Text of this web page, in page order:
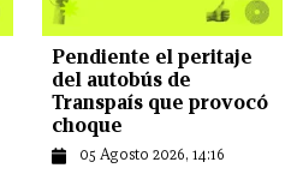
Pendiente el peritaje
del autobús de
Transpaís que provocó
choque
05 Agosto 2026, 14:16